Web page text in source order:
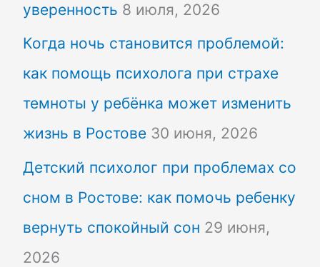
уверенность 8 июля, 2026
Когда ночь становится проблемой:
как помощь психолога при страхе
темноты у ребёнка может изменить
жизнь в Ростове 30 июня, 2026
Детский психолог при проблемах со
сном в Ростове: как помочь ребенку
вернуть спокойный сон 29 июня,
2026